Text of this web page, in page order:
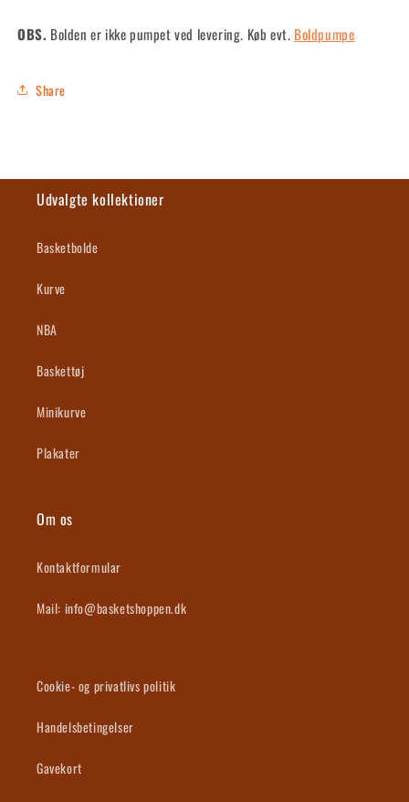
OBS. Bolden er ikke pumpet ved levering. Køb evt. Boldpumpe
Share
Udvalgte kollektioner
Basketbolde
Kurve
NBA
Baskettøj
Minikurve
Plakater
Om os
Kontaktformular
Mail: info@basketshoppen.dk
Cookie- og privatlivs politik
Handelsbetingelser
Gavekort